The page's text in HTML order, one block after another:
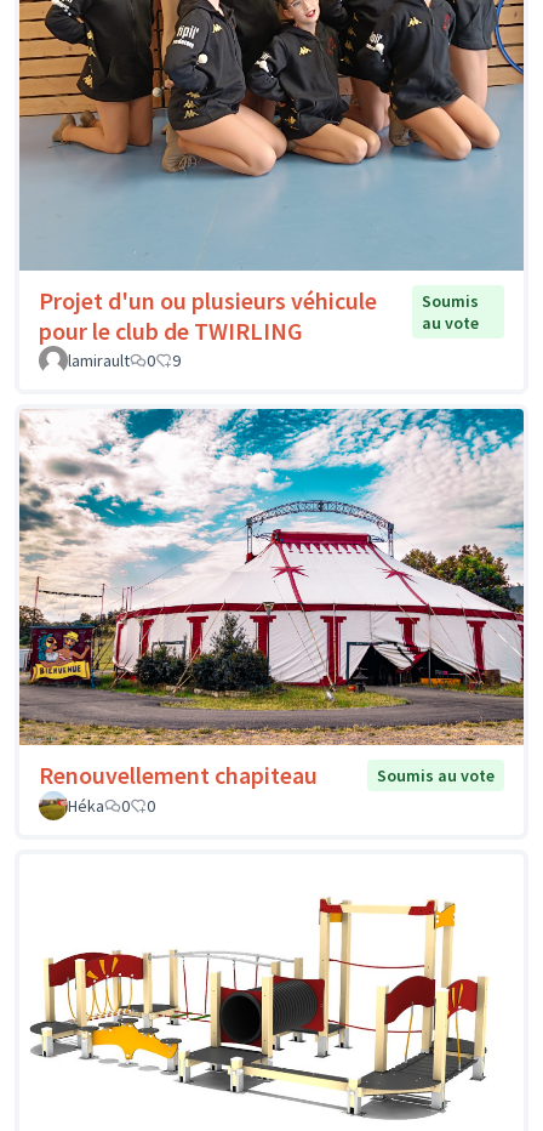
Projet d'un ou plusieurs véhicule
pour le club de TWIRLING
Soumis
au vote
lamirault
0 9
Renouvellement chapiteau
Soumis au vote
Héka
0 0